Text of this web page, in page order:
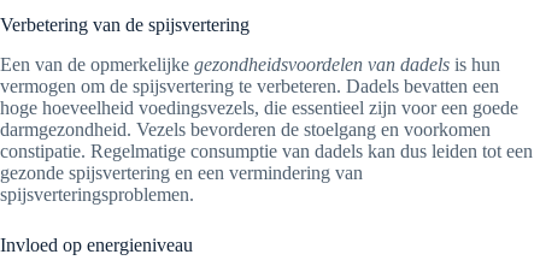
Verbetering van de spijsvertering
Een van de opmerkelijke gezondheidsvoordelen van dadels is hun
vermogen om de spijsvertering te verbeteren. Dadels bevatten een
hoge hoeveelheid voedingsvezels, die essentieel zijn voor een goede
darmgezondheid. Vezels bevorderen de stoelgang en voorkomen
constipatie. Regelmatige consumptie van dadels kan dus leiden tot een
gezonde spijsvertering en een vermindering van
spijsverteringsproblemen.
Invloed op energieniveau